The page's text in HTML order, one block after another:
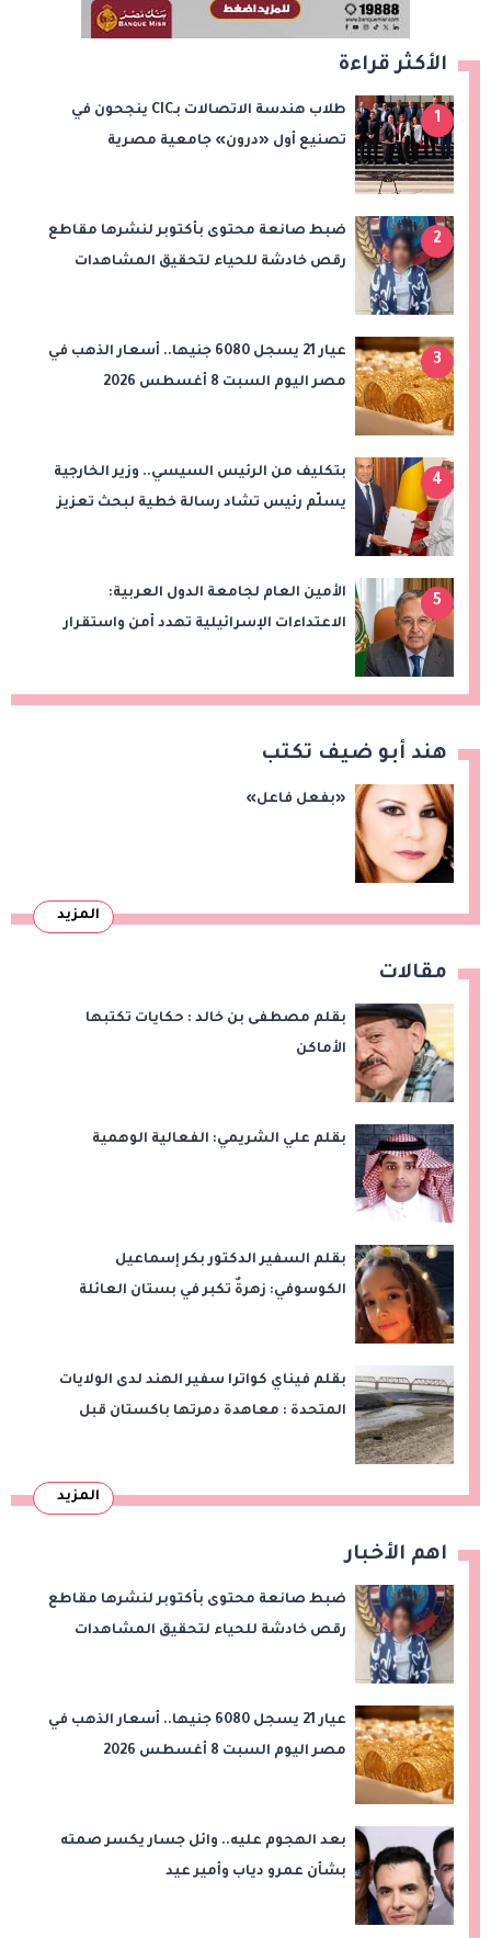
الأكثر قراءة
1
طلاب هندسة الاتصالات بـCIC ينجحون في
تصنيع أول «درون» جامعية مصرية
2
ضبط صانعة محتوى بأكتوبر لنشرها مقاطع
رقص خادشة للحياء لتحقيق المشاهدات
3
عيار 21 يسجل 6080 جنيها.. أسعار الذهب في
مصر اليوم السبت 8 أغسطس 2026
4
بتكليف من الرئيس السيسي.. وزير الخارجية
يسلّم رئيس تشاد رسالة خطية لبحث تعزيز
5
الأمين العام لجامعة الدول العربية:
الاعتداءات الإسرائيلية تهدد أمن واستقرار
هند أبو ضيف تكتب
«بفعل فاعل»
المزيد
مقالات
بقلم مصطفى بن خالد : حكايات تكتبها
الأماكن
بقلم علي الشريمي: الفعالية الوهمية
بقلم السفير الدكتور بكر إسماعيل
الكوسوفي: زهرةٌ تكبر في بستان العائلة
بقلم فيناي كواترا سفير الهند لدى الولايات
المتحدة : معاهدة دمرتها باكستان قبل
المزيد
اهم الأخبار
ضبط صانعة محتوى بأكتوبر لنشرها مقاطع
رقص خادشة للحياء لتحقيق المشاهدات
عيار 21 يسجل 6080 جنيها.. أسعار الذهب في
مصر اليوم السبت 8 أغسطس 2026
بعد الهجوم عليه.. وائل جسار يكسر صمته
بشأن عمرو دياب وأمير عيد